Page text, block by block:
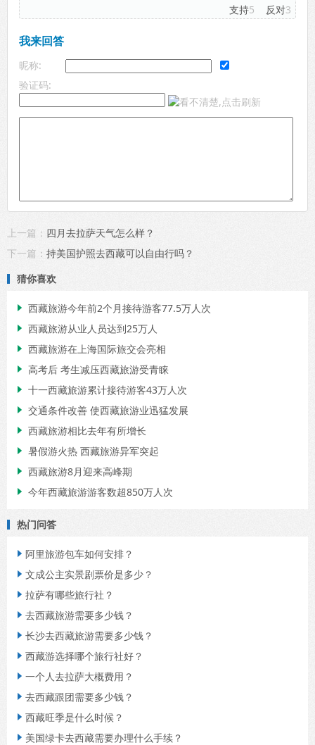
支持5 反对3
我来回答
昵称:
验证码:
上一篇： 四月去拉萨天气怎么样？
下一篇： 持美国护照去西藏可以自由行吗？
猜你喜欢
 西藏旅游今年前2个月接待游客77.5万人次
 西藏旅游从业人员达到25万人
 西藏旅游在上海国际旅交会亮相
 高考后 考生减压西藏旅游受青睐
 十一西藏旅游累计接待游客43万人次
 交通条件改善 使西藏旅游业迅猛发展
 西藏旅游相比去年有所增长
 暑假游火热 西藏旅游异军突起
 西藏旅游8月迎来高峰期
 今年西藏旅游游客数超850万人次
热门问答
 阿里旅游包车如何安排？
 文成公主实景剧票价是多少？
 拉萨有哪些旅行社？
 去西藏旅游需要多少钱？
 长沙去西藏旅游需要多少钱？
 西藏游选择哪个旅行社好？
 一个人去拉萨大概费用？
 去西藏跟团需要多少钱？
 西藏旺季是什么时候？
 美国绿卡去西藏需要办理什么手续？